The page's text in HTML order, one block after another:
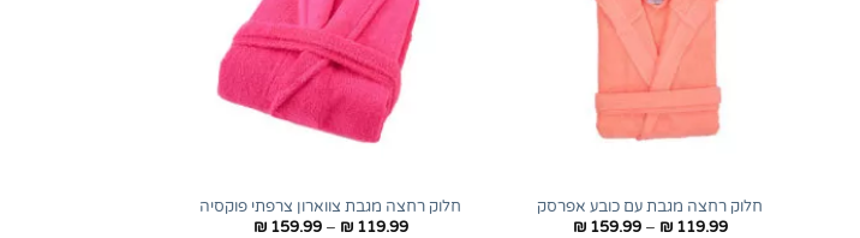
חלוק רחצה מגבת עם כובע אפרסק
₪119.99
–
₪159.99
חלוק רחצה מגבת צווארון צרפתי פוקסיה
₪119.99
–
₪159.99